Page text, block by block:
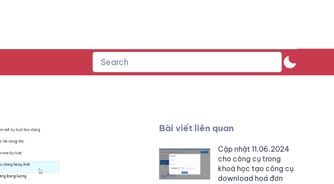
Bài viết liên quan
Cập nhật 11.06.2024
cho công cụ trong
khoá học tạo công cụ
download hoá đơn